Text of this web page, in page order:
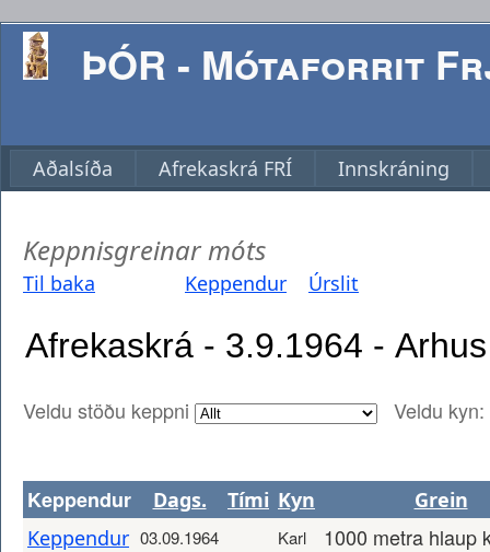
ÞÓR - Mótaforrit
Aðalsíða Afrekaskrá FRÍ Innskráning
Keppnisgreinar móts
Til baka Keppendur Úrslit
Veldu stöðu keppni Veldu kyn:
Keppendur Dags. Tími Kyn
Grein
Keppendur 03.09.1964 Karl 1000 metra hlaup